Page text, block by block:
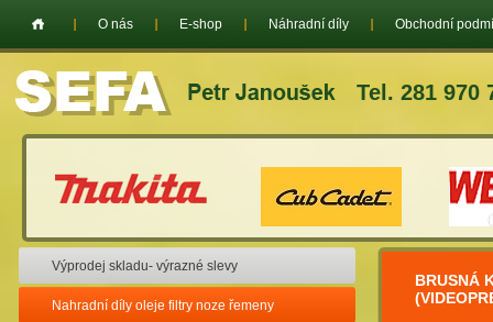
Tel. 281 970
O nás E-shop Náhradní díly Obchodní
Výprodej skladu- výrazné slevy
Nahradní díly oleje filtry noze řemeny
BRUSNÁ